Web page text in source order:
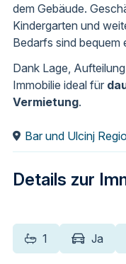
dem Gebäude.
Kindergarten und
Bedarfs sind bequem
Dank Lage,
Immobilie ideal für
Vermietung.
Bar und Ulcinj
Details zur
1 Ja